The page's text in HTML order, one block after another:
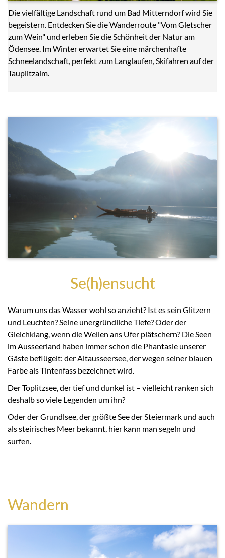
Die vielfältige Landschaft rund um Bad Mitterndorf wird Sie
begeistern. Entdecken Sie die Wanderroute "Vom Gletscher
zum Wein" und erleben Sie die Schönheit der Natur am
Ödensee. Im Winter erwartet Sie eine märchenhafte
Schneelandschaft, perfekt zum Langlaufen, Skifahren auf der
Tauplitzalm.
Se(h)ensucht
Warum uns das Wasser wohl so anzieht? Ist es sein Glitzern
und Leuchten? Seine unergründliche Tiefe? Oder der
Gleichklang, wenn die Wellen ans Ufer plätschern? Die Seen
im Ausseerland haben immer schon die Phantasie unserer
Gäste beflügelt: der Altausseersee, der wegen seiner blauen
Farbe als Tintenfass bezeichnet wird.
Der Toplitzsee, der tief und dunkel ist – vielleicht ranken sich
deshalb so viele Legenden um ihn?
Oder der Grundlsee, der größte See der Steiermark und auch
als steirisches Meer bekannt, hier kann man segeln und
surfen.
Wandern